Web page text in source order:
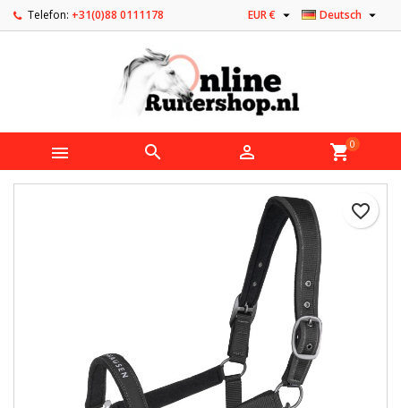
Telefon: +31(0)88 0111178 Deutsch 
EUR € 
   shopping_cart0
favorite_border